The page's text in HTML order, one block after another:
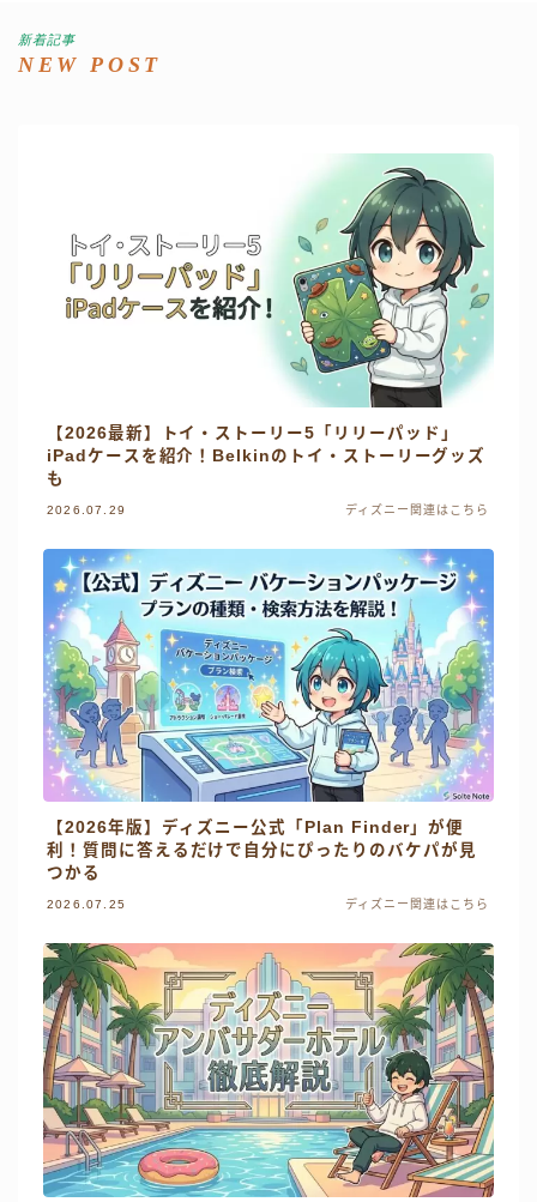
新着記事
NEW POST
【2026最新】トイ・ストーリー5「リリーパッド」
iPadケースを紹介！Belkinのトイ・ストーリーグッズ
も
2026.07.29 ディズニー関連はこちら
【2026年版】ディズニー公式「Plan Finder」が便
利！質問に答えるだけで自分にぴったりのバケパが見
つかる
2026.07.25 ディズニー関連はこちら